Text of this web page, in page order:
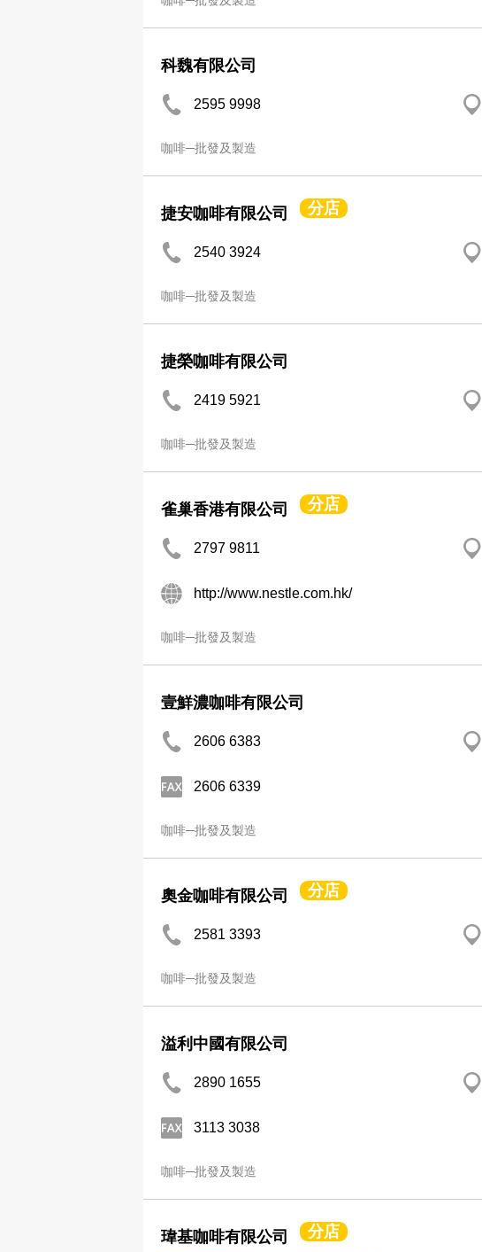
科魏有限公司
2595 9998
咖啡─批發及製造
捷安咖啡有限公司 分店
2540 3924
咖啡─批發及製造
捷榮咖啡有限公司
2419 5921
咖啡─批發及製造
雀巢香港有限公司 分店
2797 9811
http://www.nestle.com.hk/
咖啡─批發及製造
壹鮮濃咖啡有限公司
2606 6383
2606 6339
咖啡─批發及製造
奧金咖啡有限公司 分店
2581 3393
咖啡─批發及製造
溢利中國有限公司
2890 1655
3113 3038
咖啡─批發及製造
瑋基咖啡有限公司 分店